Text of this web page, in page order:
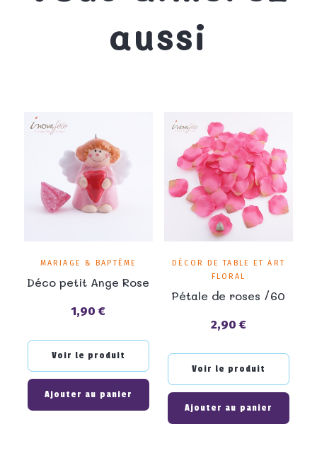
aussi
MARIAGE & BAPTÊME
Déco petit Ange Rose
Prix
1,90 €
Voir le produit
Ajouter au panier
DÉCOR DE TABLE ET ART
FLORAL
Pétale de roses /60
Prix
2,90 €
Voir le produit
Ajouter au panier